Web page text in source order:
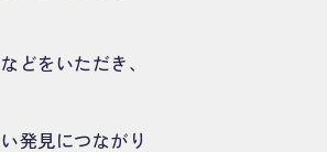
どをいただき、
発見につながり